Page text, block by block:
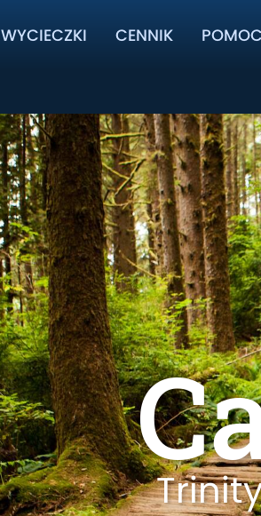
WYCIECZKI CENNIK POMOC